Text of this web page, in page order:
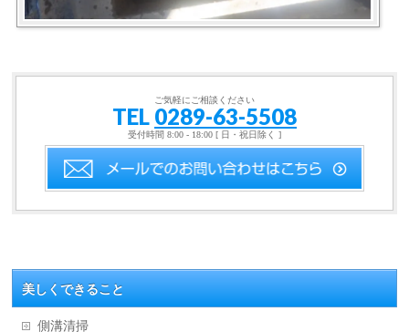
ご気軽にご相談ください
TEL 0289-63-5508
受付時間 8:00 - 18:00 [ 日・祝日除く ]
美しくできること
側溝清掃